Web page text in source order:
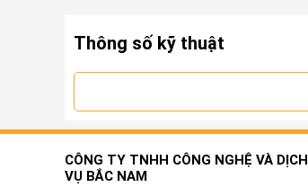
Thông số kỹ thuật
CÔNG TY TNHH CÔNG NGHỆ VÀ DỊCH
VỤ BẮC NAM